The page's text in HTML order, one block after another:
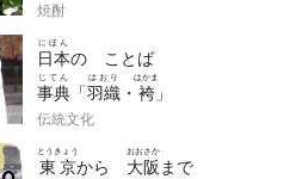
は どんな お
焼酎
日本
にほん
の ことば
事典
じてん
「羽織
はおり
・ 袴
はかま
」
伝統文化
東京
とうきょう
から 大阪
おおさか
まで